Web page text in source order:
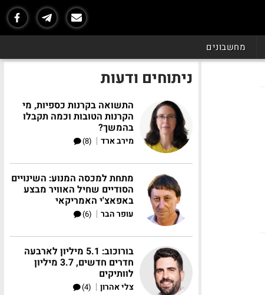
מחשבונים
ניתוחים ודעות
התשואה בקרנות כספיות, מי
הקרנות הטובות וכמה תקבלו
בהמשך?
מירב ארד |
(8)
מתחת למכסה המנוע: השינויים
הסודיים שחיל האוויר מבצע
באפאצ'י האמריקאי
עופר הבר |
(6)
בורוכוב: 5.1 מיליון לארבעה
חדרים חדשים, 3.7 מיליון
לוותיקים
צלי אהרון |
(4)